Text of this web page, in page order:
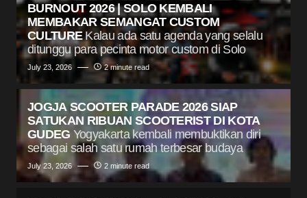
BURNOUT 2026 | SOLO KEMBALI
MEMBAKAR SEMANGAT CUSTOM
CULTURE Kalau ada satu agenda yang selalu
ditunggu para pecinta motor custom di Solo
July 23, 2026 2 minute read
JOGJA SCOOTER PARADE 2026 SIAP
SATUKAN RIBUAN SCOOTERIST DI KOTA
GUDEG Yogyakarta kembali membuktikan diri
sebagai salah satu rumah terbesar budaya
July 23, 2026 2 minute read